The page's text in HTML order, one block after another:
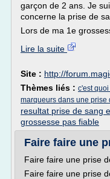
garçon de 2 ans. Je
concerne la prise de
Lors de ma 1e
Lire la suite
Site : http://
Thèmes liés : c'est
marqueurs dans une prise
resultat prise de sang
grossesse pas fiable
Faire faire une
Faire faire une prise
Faire faire une prise